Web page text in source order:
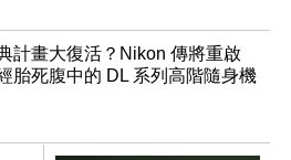
計畫大復活？Nikon 傳將重啟
胎死腹中的 DL 系列高階隨身機